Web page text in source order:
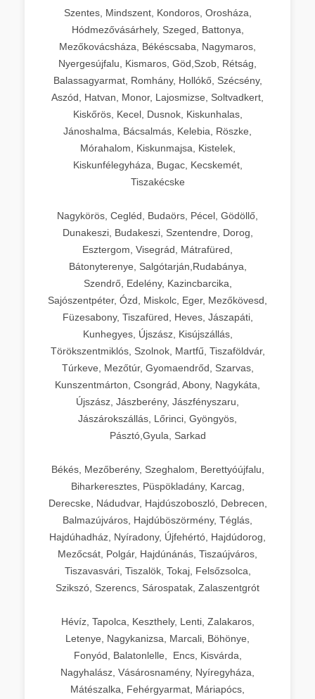
Szentes, Mindszent, Kondoros, Orosháza,
Hódmezővásárhely, Szeged, Battonya,
Mezőkovácsháza, Békéscsaba, Nagymaros,
Nyergesújfalu, Kismaros, Göd,Szob, Rétság,
Balassagyarmat, Romhány, Hollókő, Szécsény,
Aszód, Hatvan, Monor, Lajosmizse, Soltvadkert,
Kiskőrös, Kecel, Dusnok, Kiskunhalas,
Jánoshalma, Bácsalmás, Kelebia, Röszke,
Mórahalom, Kiskunmajsa, Kistelek,
Kiskunfélegyháza, Bugac, Kecskemét,
Tiszakécske
Nagykörös, Cegléd, Budaörs, Pécel, Gödöllő,
Dunakeszi, Budakeszi, Szentendre, Dorog,
Esztergom, Visegrád, Mátrafüred,
Bátonyterenye, Salgótarján,Rudabánya,
Szendrő, Edelény, Kazincbarcika,
Sajószentpéter, Ózd, Miskolc, Eger, Mezőkövesd,
Füzesabony, Tiszafüred, Heves, Jászapáti,
Kunhegyes, Újszász, Kisújszállás,
Törökszentmiklós, Szolnok, Martfű, Tiszaföldvár,
Túrkeve, Mezőtúr, Gyomaendrőd, Szarvas,
Kunszentmárton, Csongrád, Abony, Nagykáta,
Újszász, Jászberény, Jászfényszaru,
Jászárokszállás, Lőrinci, Gyöngyös,
Pásztó,Gyula, Sarkad
Békés, Mezőberény, Szeghalom, Berettyóújfalu,
Biharkeresztes, Püspökladány, Karcag,
Derecske, Nádudvar, Hajdúszoboszló, Debrecen,
Balmazújváros, Hajdúböszörmény, Téglás,
Hajdúhadház, Nyíradony, Újfehértó, Hajdúdorog,
Mezőcsát, Polgár, Hajdúnánás, Tiszaújváros,
Tiszavasvári, Tiszalök, Tokaj, Felsőzsolca,
Szikszó, Szerencs, Sárospatak, Zalaszentgrót
Hévíz, Tapolca, Keszthely, Lenti, Zalakaros,
Letenye, Nagykanizsa, Marcali, Böhönye,
Fonyód, Balatonlelle, Encs, Kisvárda,
Nagyhalász, Vásárosnamény, Nyíregyháza,
Mátészalka, Fehérgyarmat, Máriapócs,